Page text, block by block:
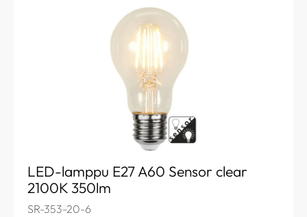
LED-lamppu E27 A60 Sensor clear
2100K 350lm
SR-353-20-6